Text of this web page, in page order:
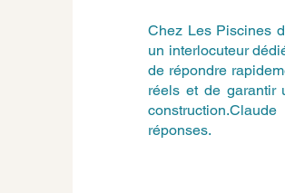
Chez Les Piscines
un interlocuteur
de répondre
réels et de garantir
réponses.